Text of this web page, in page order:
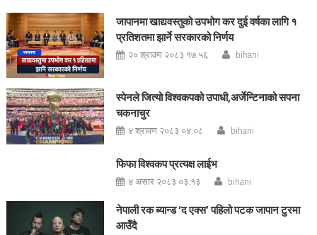
जापानमा खाद्यवस्तुको उपभोग कर दुई वर्षका लागि १
प्रतिशतमा झार्ने सरकारको निर्णय
२० श्रावण २०८३ १७:५६ bihani
स्पेनले जित्यो विश्वकपको उपाधी,अर्जेन्टिनाको सपना
चकनाचुर
४ श्रावण २०८३ ०४:०८ bihani
फिफा विश्वकप प्रत्यक्ष लाईभ
४ असार २०८३ ०३:१३ bihani
नेपाली रक ब्यान्ड ‘द एक्स’ पहिलो पटक जापान टुरमा
आउँदै